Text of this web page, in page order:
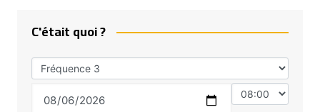
C'était quoi ?